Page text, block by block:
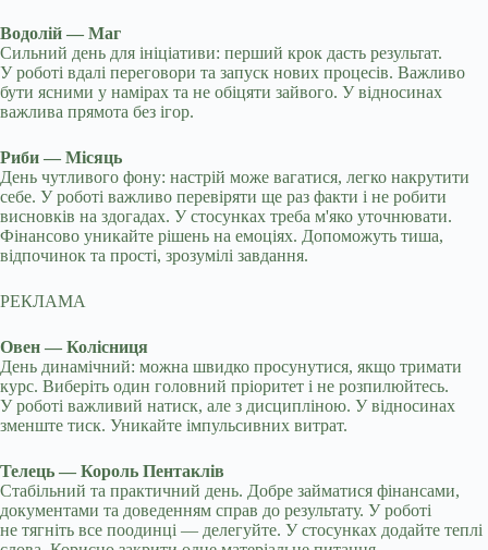
Водолій — Маг
Сильний день для ініціативи: перший крок дасть результат.
У роботі вдалі переговори та запуск нових процесів. Важливо
бути ясними у намірах та не обіцяти зайвого. У відносинах
важлива прямота без ігор.
Риби — Місяць
День чутливого фону: настрій може вагатися, легко накрутити
себе. У роботі важливо перевіряти ще раз факти і не робити
висновків на здогадах. У стосунках треба м'яко уточнювати.
Фінансово уникайте рішень на емоціях. Допоможуть тиша,
відпочинок та прості, зрозумілі завдання.
РЕКЛАМА
Овен — Колісниця
День динамічний: можна швидко просунутися, якщо тримати
курс. Виберіть один головний пріоритет і не розпилюйтесь.
У роботі важливий натиск, але з дисципліною. У відносинах
зменште тиск. Уникайте імпульсивних витрат.
Телець — Король Пентаклів
Стабільний та практичний день. Добре займатися фінансами,
документами та доведенням справ до результату. У роботі
не тягніть все поодинці — делегуйте. У стосунках додайте теплі